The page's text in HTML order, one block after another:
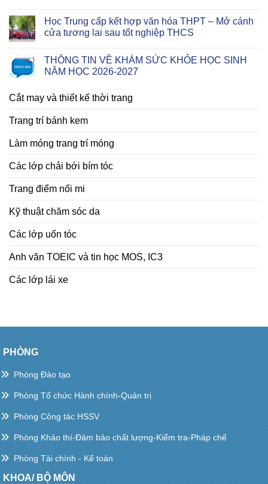
Học Trung cấp kết hợp văn hóa THPT – Mở cánh
cửa tương lai sau tốt nghiệp THCS
THÔNG TIN VỀ KHÁM SỨC KHỎE HỌC SINH
NĂM HỌC 2026-2027
Cắt may và thiết kế thời trang
Trang trí bánh kem
Làm móng trang trí móng
Các lớp chải bới bím tóc
Trang điểm nối mi
Kỹ thuật chăm sóc da
Các lớp uốn tóc
Anh văn TOEIC và tin học MOS, IC3
Các lớp lái xe
PHÒNG
Phòng Đào tạo
Phòng Tổ chức Hành chính-Quản trị
Phòng Công tác HSSV
Phòng Khảo thí-Đảm bảo chất lượng-Kiểm tra-Pháp chế
Phòng Tài chính - Kế toán
KHOA/ BỘ MÔN